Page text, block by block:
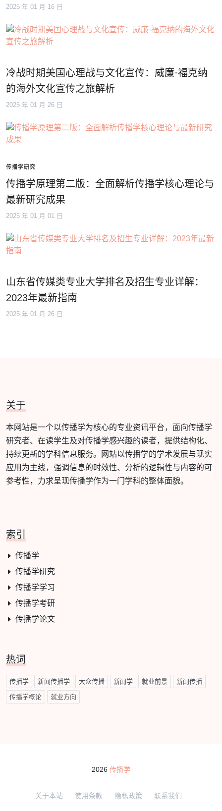
2025 年 01 月 16 日
冷战时期美国心理战与文化宣传：威廉·福克纳
的海外文化宣传之旅解析
2025 年 01 月 26 日
传播学研究
传播学原理第二版：全面解析传播学核心理论与
最新研究成果
2025 年 01 月 01 日
山东省传媒类专业大学排名及招生专业详解：
2023年最新指南
2025 年 01 月 26 日
关于
本网站是一个以传播学为核心的专业资讯平台，面向传播学
研究者、在读学生及对传播学感兴趣的读者，提供结构化、
持续更新的学科信息服务。网站以传播学的学术发展与现实
应用为主线，强调信息的时效性、分析的逻辑性与内容的可
参考性，力求呈现传播学作为一门学科的整体面貌。
索引
传播学
传播学研究
传播学学习
传播学考研
传播学论文
热词
传播学 新闻传播学 大众传播 新闻学 就业前景 新闻传播
传播学概论 就业方向
2026 传播学
关于本站 使用条款 隐私政策 联系我们